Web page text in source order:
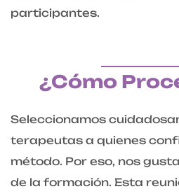
participantes.
¿Cómo
Seleccionamos
terapeutas a quienes
método. Por eso, nos
de la formación. Esta